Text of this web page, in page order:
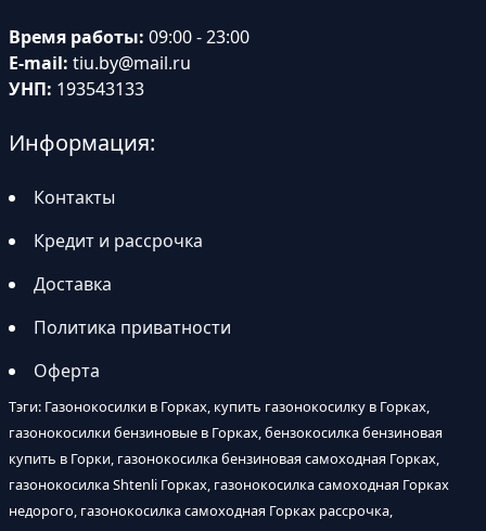
Время работы: 09:00 - 23:00
E-mail: tiu.by@mail.ru
УНП: 193543133
Информация:
Контакты
Кредит и рассрочка
Доставка
Политика приватности
Оферта
Тэги: Газонокосилки в Горках, купить газонокосилку в Горках,
газонокосилки бензиновые в Горках, бензокосилка бензиновая
купить в Горки, газонокосилка бензиновая самоходная Горках,
газонокосилка Shtenli Горках, газонокосилка самоходная Горках
недорого, газонокосилка самоходная Горках рассрочка,